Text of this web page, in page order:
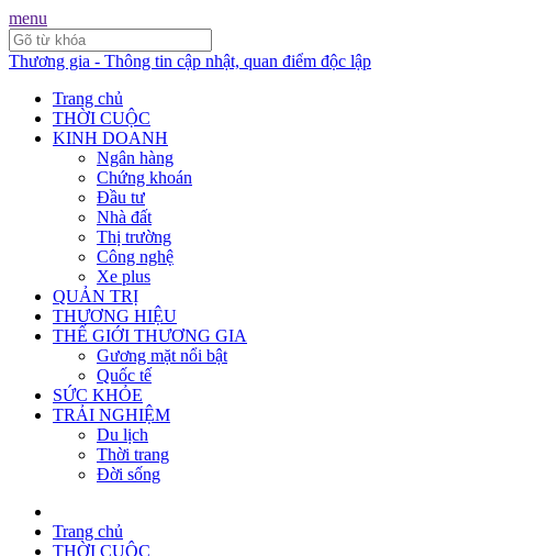
menu
Thương gia - Thông tin cập nhật, quan điểm độc lập
Trang chủ
THỜI CUỘC
KINH DOANH
Ngân hàng
Chứng khoán
Đầu tư
Nhà đất
Thị trường
Công nghệ
Xe plus
QUẢN TRỊ
THƯƠNG HIỆU
THẾ GIỚI THƯƠNG GIA
Gương mặt nổi bật
Quốc tế
SỨC KHỎE
TRẢI NGHIỆM
Du lịch
Thời trang
Đời sống
Trang chủ
THỜI CUỘC